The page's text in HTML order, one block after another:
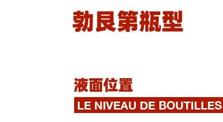
搜索文章
搜索文章
搜索文章